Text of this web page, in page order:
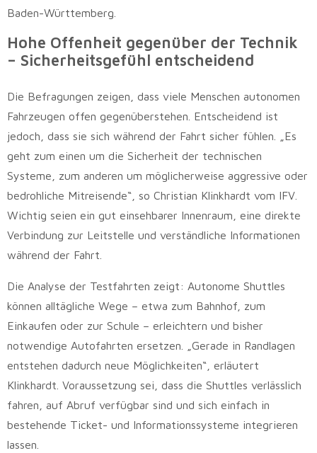
Baden-Württemberg.
Hohe Offenheit gegenüber der Technik
– Sicherheitsgefühl entscheidend
Die Befragungen zeigen, dass viele Menschen autonomen
Fahrzeugen offen gegenüberstehen. Entscheidend ist
jedoch, dass sie sich während der Fahrt sicher fühlen. „Es
geht zum einen um die Sicherheit der technischen
Systeme, zum anderen um möglicherweise aggressive oder
bedrohliche Mitreisende“, so Christian Klinkhardt vom IFV.
Wichtig seien ein gut einsehbarer Innenraum, eine direkte
Verbindung zur Leitstelle und verständliche Informationen
während der Fahrt.
Die Analyse der Testfahrten zeigt: Autonome Shuttles
können alltägliche Wege – etwa zum Bahnhof, zum
Einkaufen oder zur Schule – erleichtern und bisher
notwendige Autofahrten ersetzen. „Gerade in Randlagen
entstehen dadurch neue Möglichkeiten“, erläutert
Klinkhardt. Voraussetzung sei, dass die Shuttles verlässlich
fahren, auf Abruf verfügbar sind und sich einfach in
bestehende Ticket- und Informationssysteme integrieren
lassen.